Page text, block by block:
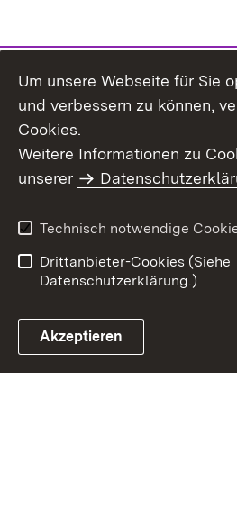
Benutzungshinweise
Um unsere Webseite für Sie
und verbessern zu können,
Cookies.
Weitere Informationen zu
unserer
Technisch notwendige
Drittanbieter-Cookies (Siehe
Datenschutzerklärung.)
Akzeptieren